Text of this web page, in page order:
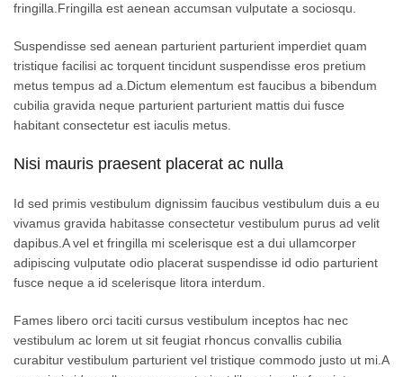
fringilla.Fringilla est aenean accumsan vulputate a sociosqu.
Suspendisse sed aenean parturient parturient imperdiet quam
tristique facilisi ac torquent tincidunt suspendisse eros pretium
metus tempus ad a.Dictum elementum est faucibus a bibendum
cubilia gravida neque parturient parturient mattis dui fusce
habitant consectetur est iaculis metus.
Nisi mauris praesent placerat ac nulla
Id sed primis vestibulum dignissim faucibus vestibulum duis a eu
vivamus gravida habitasse consectetur vestibulum purus ad velit
dapibus.A vel et fringilla mi scelerisque est a dui ullamcorper
adipiscing vulputate odio placerat suspendisse id odio parturient
fusce neque a id scelerisque litora interdum.
Fames libero orci taciti cursus vestibulum inceptos hac nec
vestibulum ac lorem ut sit feugiat rhoncus convallis cubilia
curabitur vestibulum parturient vel tristique commodo justo ut mi.A